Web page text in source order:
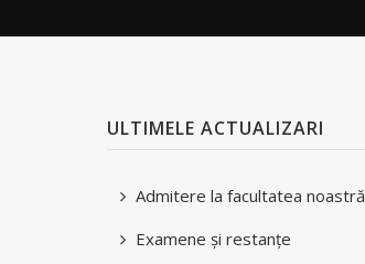
ULTIMELE ACTUALIZARI
Admitere la facultatea noastră
Examene şi restanţe